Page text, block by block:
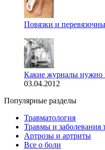
Повязки и
Какие журналы нужно
03.04.2012
Популярные разделы
Травматология
Травмы и заболевания
Артрозы и артриты
Все о боли